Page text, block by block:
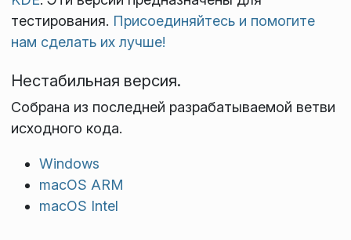
тестирования. Присоединяйтесь и помогите
нам сделать их лучше!
Нестабильная версия.
Собрана из последней разрабатываемой ветви
исходного кода.
Windows
macOS ARM
macOS Intel